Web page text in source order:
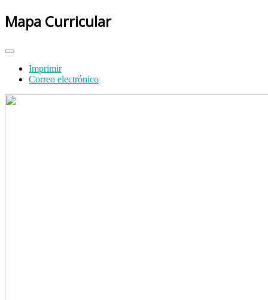
Mapa Curricular
Imprimir
Correo electrónico